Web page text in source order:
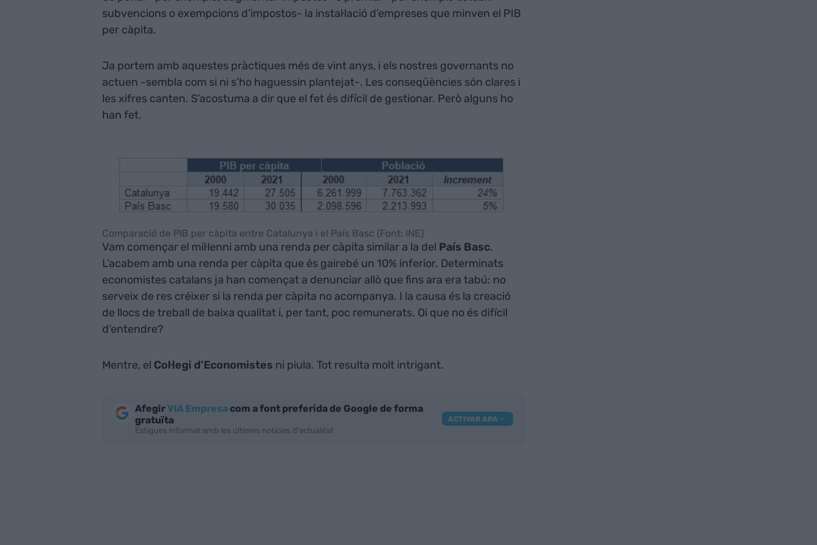
subvencions o exempcions d’impostos- la instal·lació d’empreses que minven el PIB
per càpita.
Ja portem amb aquestes pràctiques més de vint anys, i els nostres governants no
actuen -sembla com si ni s’ho haguessin plantejat-. Les conseqüències són clares i
les xifres canten. S’acostuma a dir que el fet és difícil de gestionar. Però alguns ho
han fet.
Comparació de PIB per càpita entre Catalunya i el País Basc (Font: INE)
Vam començar el mil·lenni amb una renda per càpita similar a la del País Basc.
L’acabem amb una renda per càpita que és gairebé un 10% inferior. Determinats
economistes catalans ja han començat a denunciar allò que fins ara era tabú: no
serveix de res créixer si la renda per càpita no acompanya. I la causa és la creació
de llocs de treball de baixa qualitat i, per tant, poc remunerats. Oi que no és difícil
d’entendre?
Mentre, el Col·legi d’Economistes ni piula. Tot resulta molt intrigant.
AfegirVIA Empresacom a font preferida de Google de forma
gratuïta
Estigues informat amb les últimes notícies d'actualitat
ACTIVAR ARA